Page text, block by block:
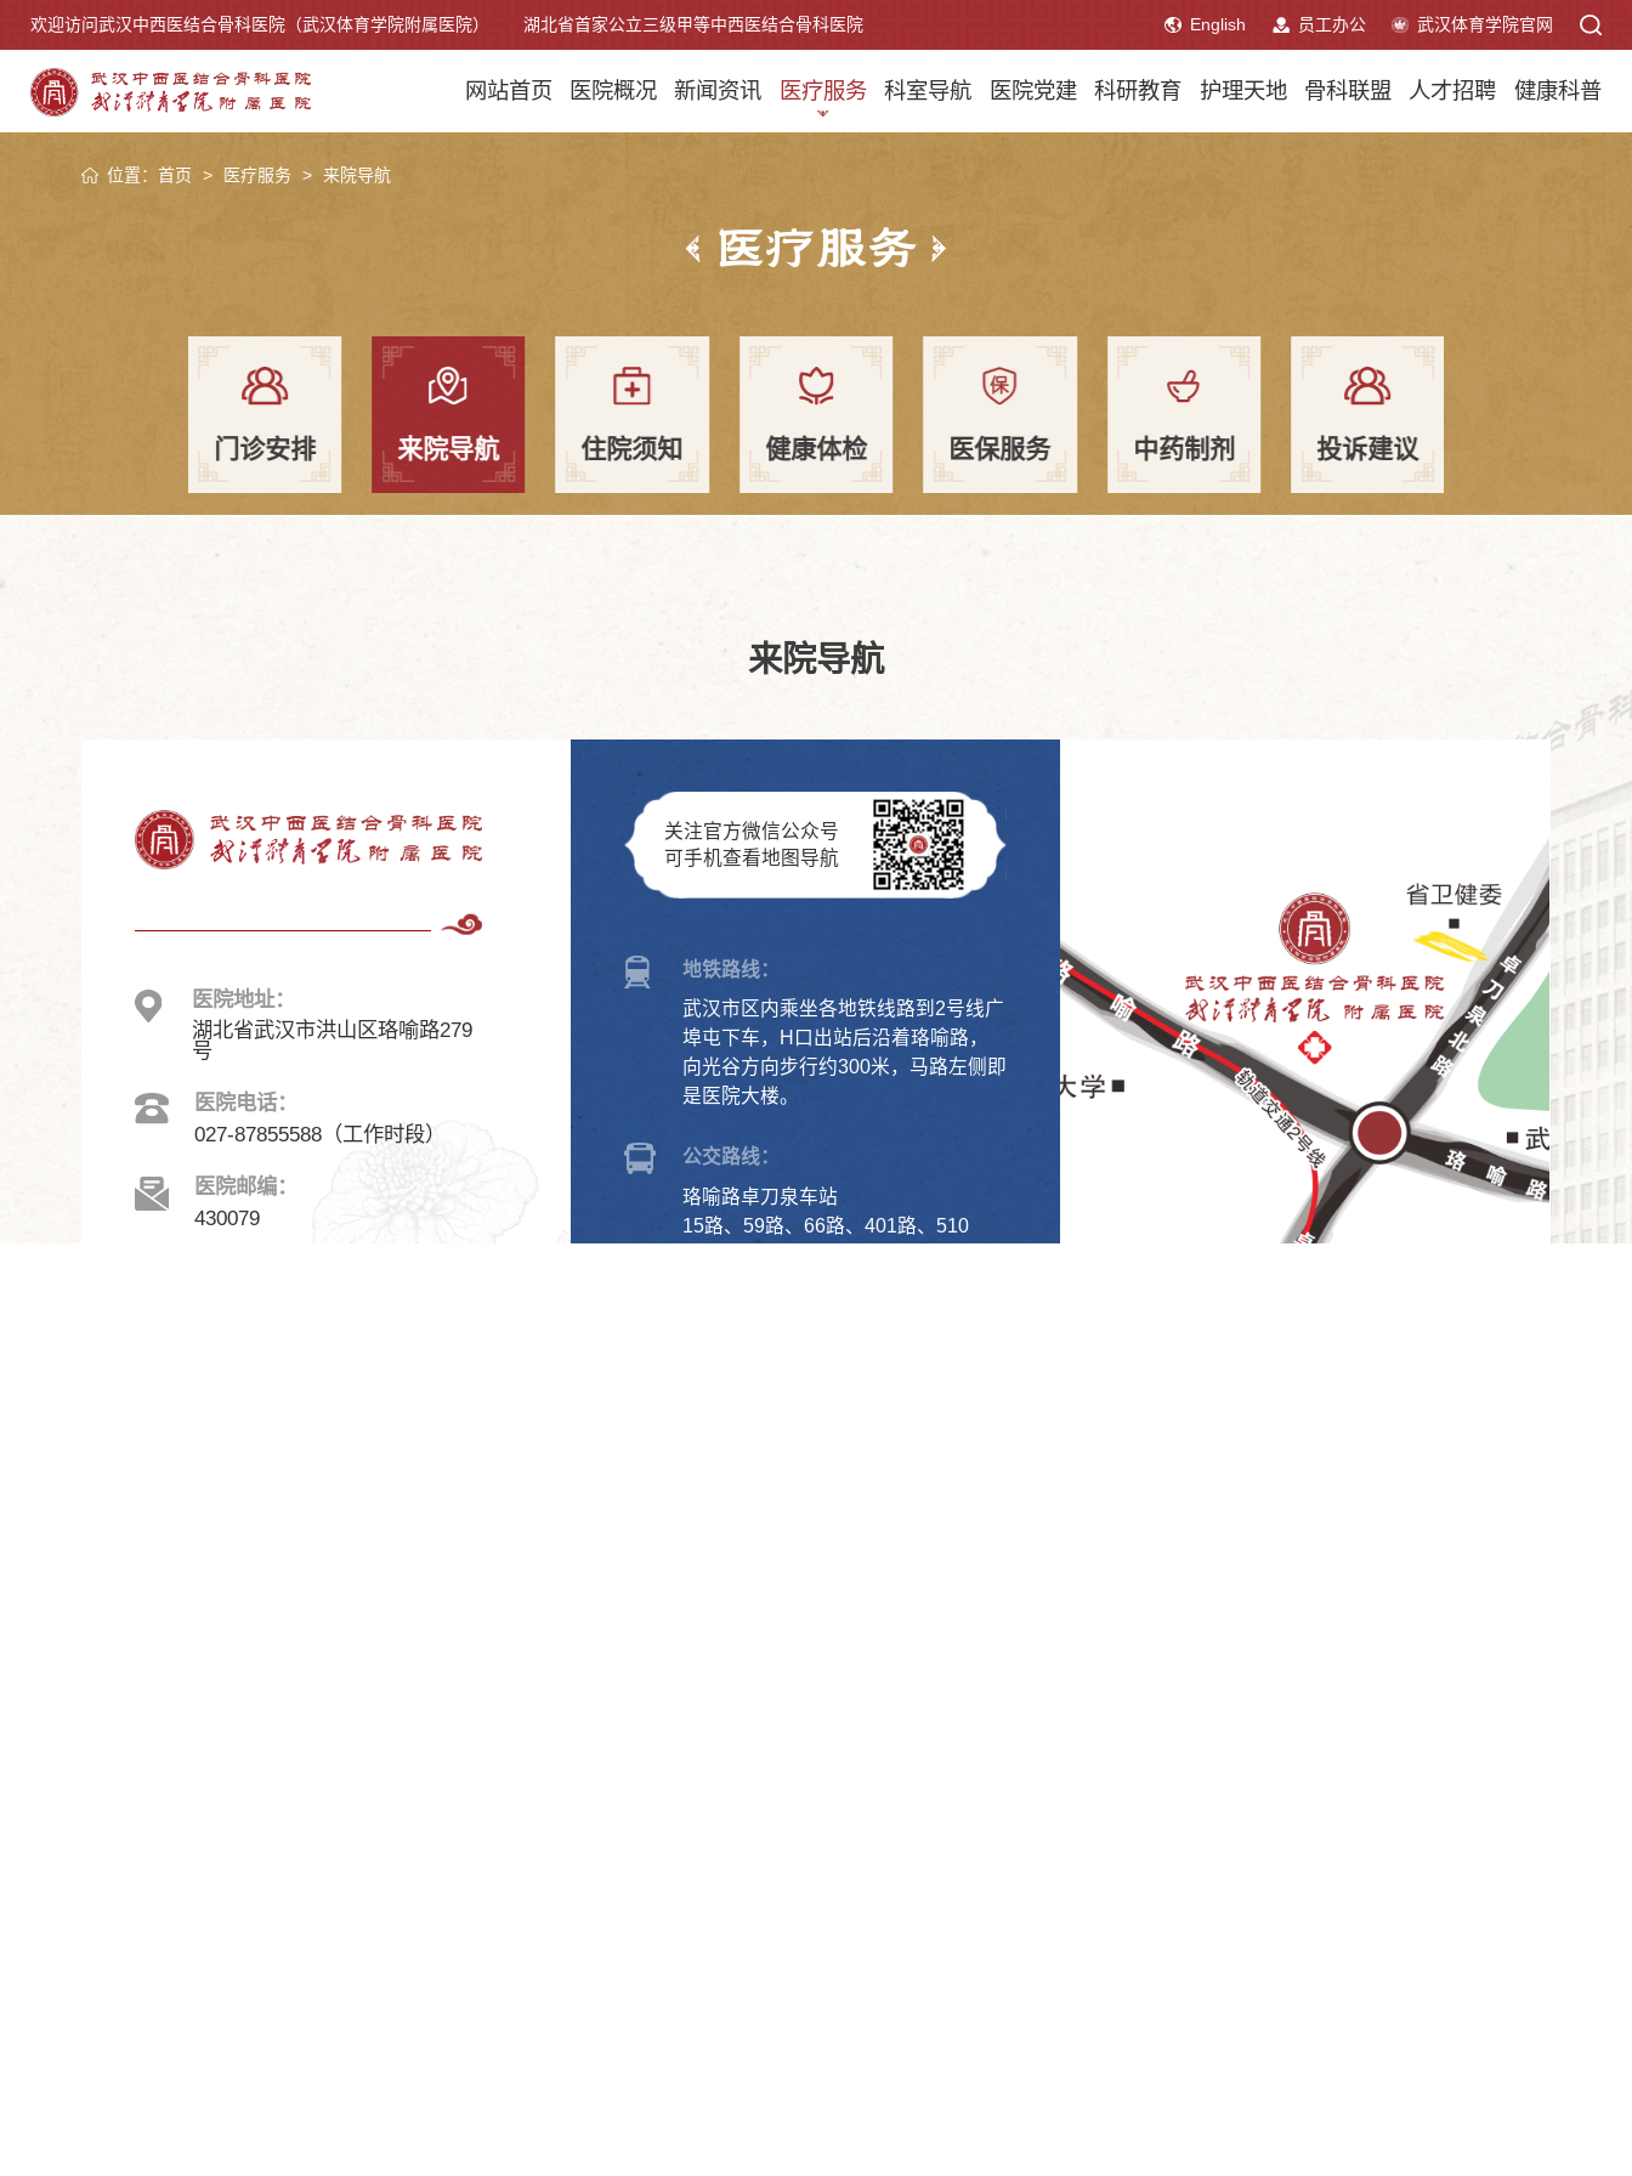
欢迎访问武汉中西医结合骨科医院（武汉体育学院附属医院） 湖北省首家公立三级甲等中西医结合骨科医院 English 员工办公 武汉体育学院官网
网站首页 医院概况 新闻资讯 医疗服务 科室导航 医院党建 科研教育 护理天地 骨科联盟 人才招聘 健康科普
位置：首页 > 医疗服务 > 来院导航
医疗服务
门诊安排 来院导航 住院须知 健康体检 医保服务 中药制剂 投诉建议
来院导航
医院地址：
湖北省武汉市洪山区珞喻路279
号
医院电话：
027-87855588（工作时段）
医院邮编：
430079
关注官方微信公众号
可手机查看地图导航
地铁路线：
武汉市区内乘坐各地铁线路到2号线广
埠屯下车，H口出站后沿着珞喻路，
向光谷方向步行约300米，马路左侧即
是医院大楼。
公交路线：
珞喻路卓刀泉车站
15路、59路、66路、401路、510